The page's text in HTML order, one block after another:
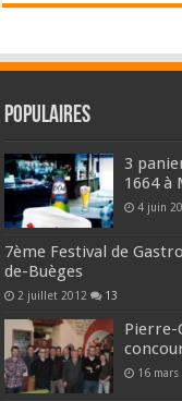
Populaires
3
1664 à
4 juin
7ème Festival de
de-Buèges
2 juillet 2012 13
Pierre-
16 mars